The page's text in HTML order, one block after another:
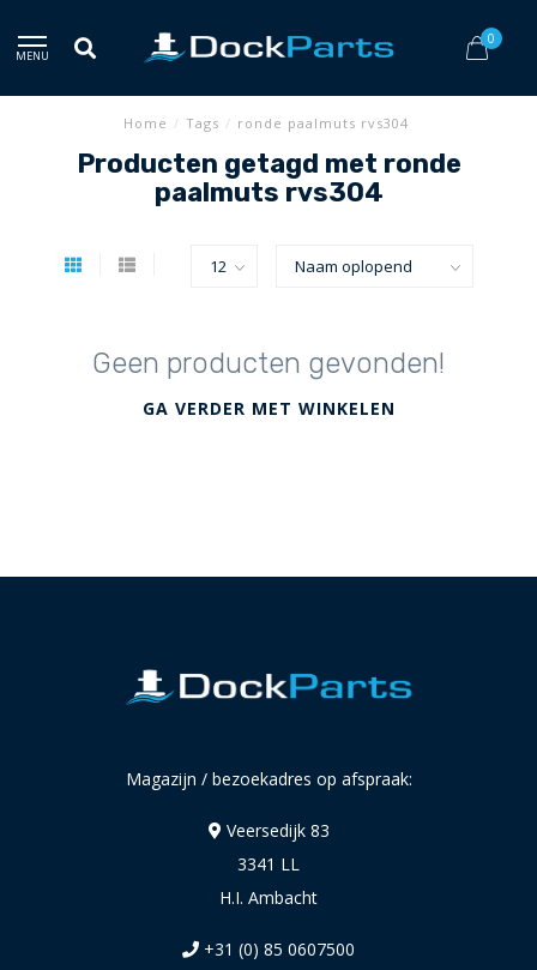
MENU
0
Home / Tags / ronde paalmuts rvs304
Producten getagd met ronde
paalmuts rvs304
Geen producten gevonden!
GA VERDER MET WINKELEN
Magazijn / bezoekadres op afspraak:
Veersedijk 83
3341 LL
H.I. Ambacht
+31 (0) 85 0607500